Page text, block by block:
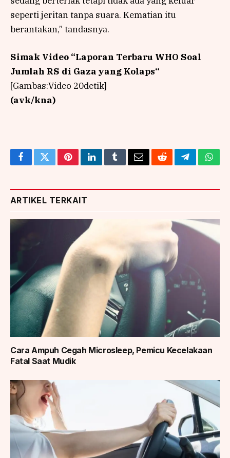
seperti jeritan tanpa suara. Kematian itu
berantakan,” tandasnya.
Simak Video “Laporan Terbaru WHO Soal
Jumlah RS di Gaza yang Kolaps“
[Gambas:Video 20detik]
(avk/kna)
FacebookTwitterPinterestLinkedInTumblrEmailRedditTelegram
ARTIKEL TERKAIT
Cara Ampuh Cegah Microsleep, Pemicu Kecelakaan
Fatal Saat Mudik